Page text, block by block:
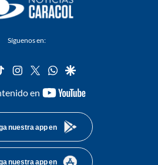
Síguenos en:
tiktok instagram
twitterwhatsapp
google
en
youtube-
nuestra app en
nuestra app en